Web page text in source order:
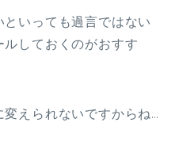
いっても過言ではない
しておくのがおすす
えられないですからね…